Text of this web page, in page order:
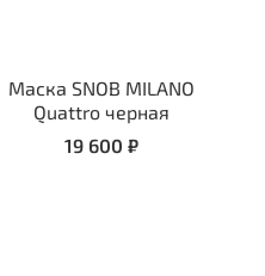
Маска SNOB MILANO
Quattro черная
19 600 ₽